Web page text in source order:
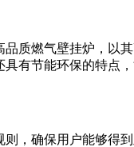
质燃气壁挂炉，以
有节能环保的特点
，确保用户能够得